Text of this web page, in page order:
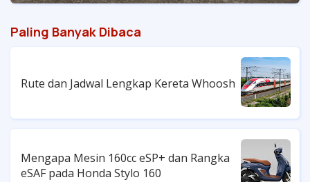
Paling Banyak Dibaca
Rute dan Jadwal Lengkap Kereta Whoosh
Mengapa Mesin 160cc eSP+ dan Rangka
eSAF pada Honda Stylo 160